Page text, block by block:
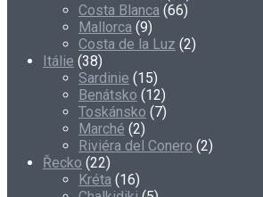
Costa Blanca (66)
Mallorca (9)
Costa de la Luz (2)
Itálie (38)
Sardinie (15)
Benátsko (12)
Toskánsko (7)
Marché (2)
Riviéra del Conero (2)
Řecko (22)
Kréta (16)